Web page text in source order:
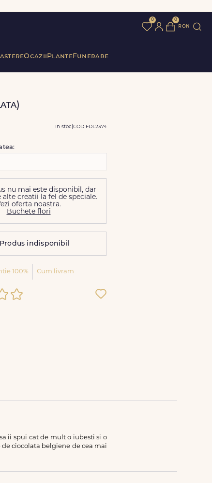
0 0
ron
Ocazii PlanteFunerare
In stoc COD FDL2374
nu mai este disponibil, dar
creatii la fel de speciale.
oferta noastra.
Buchete flori
Produs indisponibil
100% Cum livram
ii spui cat de mult o iubesti si o
ciocolata belgiene de cea mai